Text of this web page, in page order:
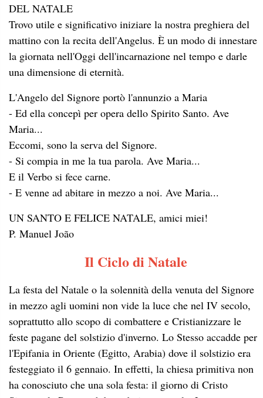
DEL NATALE
Trovo utile e significativo iniziare la nostra preghiera del
mattino con la recita dell'Angelus. È un modo di innestare
la giornata nell'Oggi dell'incarnazione nel tempo e darle
una dimensione di eternità.
L'Angelo del Signore portò l'annunzio a Maria
- Ed ella concepì per opera dello Spirito Santo. Ave
Maria...
Eccomi, sono la serva del Signore.
- Si compia in me la tua parola. Ave Maria...
E il Verbo si fece carne.
- E venne ad abitare in mezzo a noi. Ave Maria...
UN SANTO E FELICE NATALE, amici miei!
P. Manuel João
Il Ciclo di Natale
La festa del Natale o la solennità della venuta del Signore
in mezzo agli uomini non vide la luce che nel IV secolo,
soprattutto allo scopo di combattere e Cristianizzare le
feste pagane del solstizio d'inverno. Lo Stesso accadde per
l'Epifania in Oriente (Egitto, Arabia) dove il solstizio era
festeggiato il 6 gennaio. In effetti, la chiesa primitiva non
ha conosciuto che una sola festa: il giorno di Cristo